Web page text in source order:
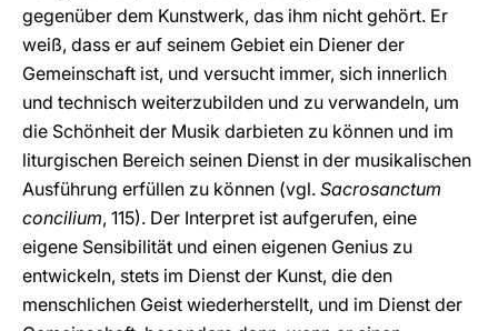
gegenüber dem Kunstwerk, das ihm nicht gehört. Er
weiß, dass er auf seinem Gebiet ein Diener der
Gemeinschaft ist, und versucht immer, sich innerlich
und technisch weiterzubilden und zu verwandeln, um
die Schönheit der Musik darbieten zu können und im
liturgischen Bereich seinen Dienst in der musikalischen
Ausführung erfüllen zu können (vgl. Sacrosanctum
concilium, 115). Der Interpret ist aufgerufen, eine
eigene Sensibilität und einen eigenen Genius zu
entwickeln, stets im Dienst der Kunst, die den
menschlichen Geist wiederherstellt, und im Dienst der